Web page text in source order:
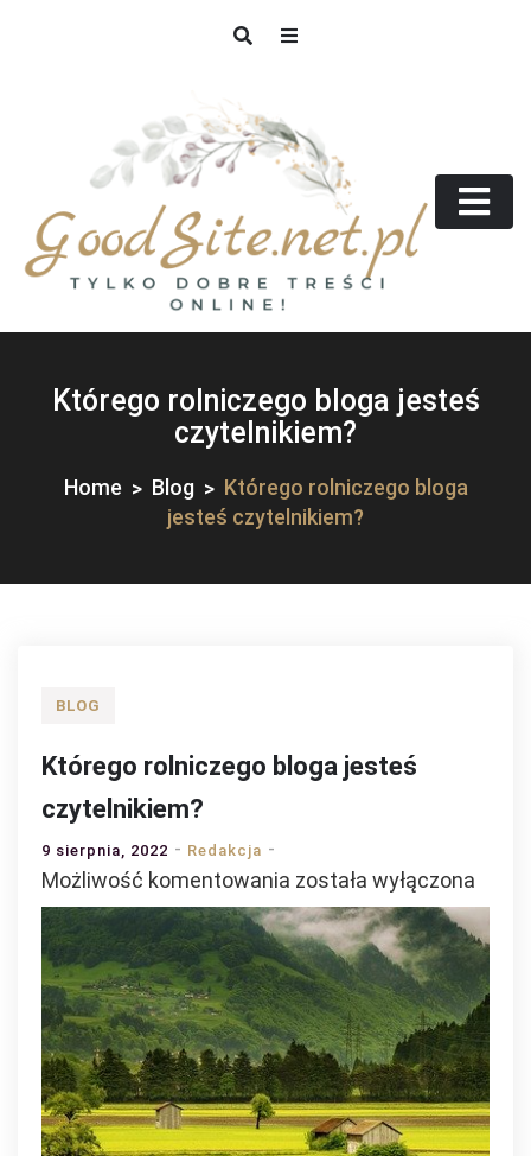
GoodSite.net.pl
Tylko dobre treści online!
Którego rolniczego bloga jesteś
czytelnikiem?
Home Blog
Którego rolniczego bloga
jesteś czytelnikiem?
BLOG
Którego rolniczego bloga jesteś
czytelnikiem?
9 sierpnia, 2022 Redakcja
Możliwość komentowania Którego
rolniczego
bloga
jesteś
czytelnikiem?
została wyłączona